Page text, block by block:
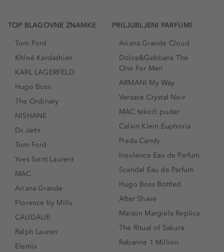
TOP BLAGOVNE ZNAMKE
Tom Ford
Khloé Kardashian
KARL LAGERFELD
Hugo Boss
The Ordinary
NISHANE
Dr.Jart+
Tom Ford
Yves Saint Laurent
MAC
Ariana Grande
Florence by Mills
CAUDALIE
Ralph Lauren
Elemis
PRILJUBLJENI PARFUMI
Ariana Grande Cloud
Dolce&Gabbana The
One For Men
ARMANI My Way
Versace Crystal Noir
MAC tekoči puder
Calvin Klein Euphoria
Prada Candy
Insolence Eau de Parfum
Scandal Eau de Parfum
Hugo Boss Bottled
After Shave
Maison Margiela Replica
The Ritual of Sakura
Rabanne 1 Million